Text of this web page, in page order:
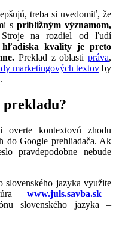
treba si uvedomiť, že
s približným významom,
na rozdiel od ľudí
kvality je preto
Preklad z oblasti práva,
marketingových textov by
kontextovú zhodu
do Google prehliadača. Ak
pravdepodobne nebude
slovenského jazyka využite
– www.juls.savba.sk–
slovenského jazyka –